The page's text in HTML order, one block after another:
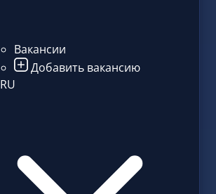
Вакансии
Добавить вакансию
RU